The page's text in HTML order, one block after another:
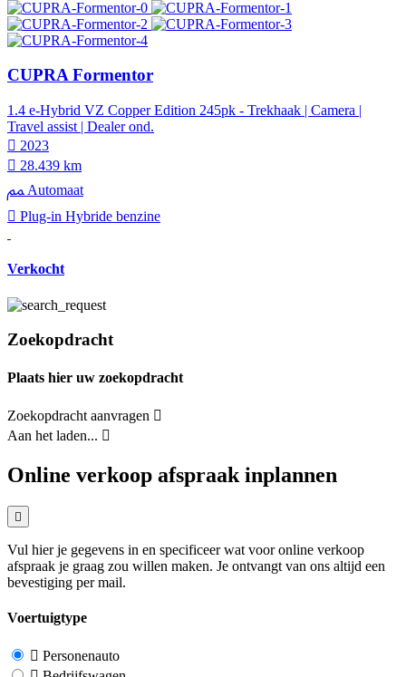
CUPRA Formentor
1.4 e-Hybrid VZ Copper Edition 245pk - Trekhaak | Camera |
Travel assist | Dealer ond.
2023
28.439 km
Automaat
Plug-in Hybride benzine
Verkocht
Zoekopdracht
Plaats hier uw zoekopdracht
Zoekopdracht aanvragen
Aan het laden...
Online verkoop afspraak inplannen
Vul hier je gegevens in en specificeer wat voor online verkoop
afspraak je graag zou willen maken. Je ontvangt van ons altijd een
bevestiging per mail.
Voertuigtype
Personenauto